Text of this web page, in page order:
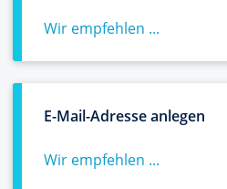
Wir empfehlen ...
E-Mail-Adresse anlegen
Wir empfehlen ...